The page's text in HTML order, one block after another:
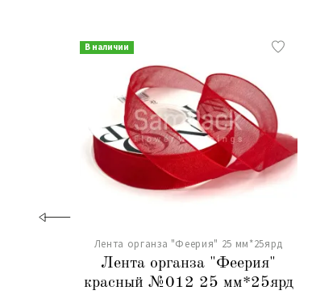
В наличии
Лента органза "Феерия" 25 мм*25ярд
Лента органза "Феерия"
красный №012 25 мм*25ярд